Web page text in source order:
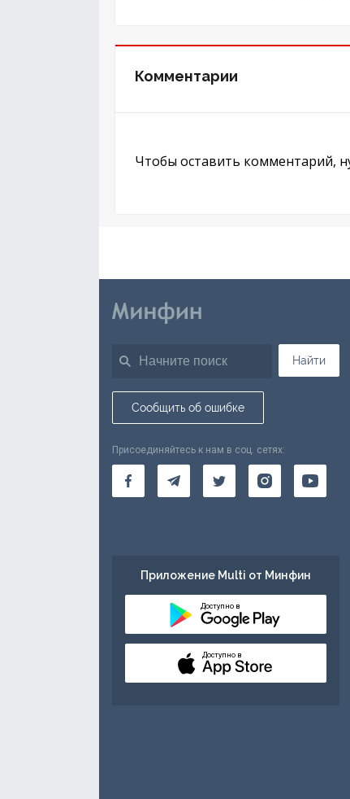
Комментарии
Чтобы оставить комментарий,
Найти
Сообщить об ошибке
Присоединяйтесь к нам в соц. сетях:
Приложение Multi от Минфин
Доступно в
Доступно в